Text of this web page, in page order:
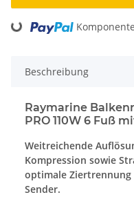
Loading...
Beschreibung
Raymarine
PRO 110W 6 Fuß
Weitreichende
Kompression sowie
optimale
Sender.